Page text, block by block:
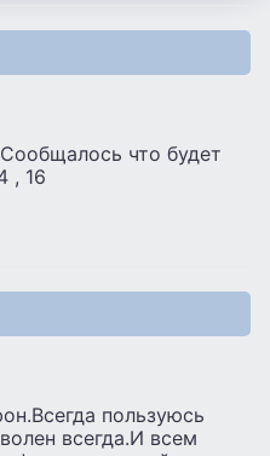
что будет
, 16
пользуюсь
всегда.И всем